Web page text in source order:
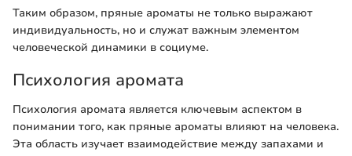
Таким образом, пряные ароматы не только выражают
индивидуальность, но и служат важным элементом
человеческой динамики в социуме.
Психология аромата
Психология аромата является ключевым аспектом в
понимании того, как пряные ароматы влияют на человека.
Эта область изучает взаимодействие между запахами и